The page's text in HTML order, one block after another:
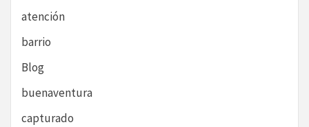
atención
barrio
Blog
buenaventura
capturado